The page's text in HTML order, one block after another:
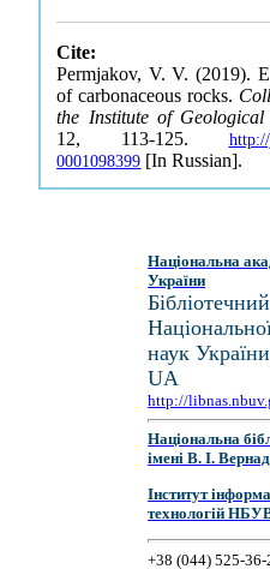
Cite:
Permjakov, V. V. (2019).
of carbonaceous rocks.
the Institute of
12, 113-125.
0001098399 [In Russian].
Національна
України
наук
UA
http://
Національна
імені В. І.
Інститут
технологій
+38 (044) 525-36-